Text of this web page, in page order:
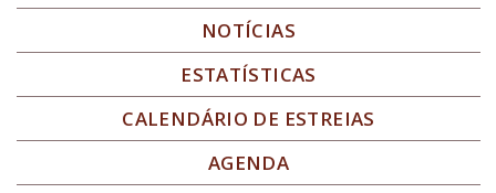
NOTÍCIAS
ESTATÍSTICAS
CALENDÁRIO DE ESTREIAS
AGENDA